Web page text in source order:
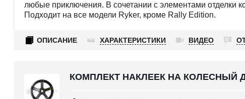
любые приключения. В сочетании с элементами отделки
Подходит на все модели Ryker, кроме Rally Edition.
ОПИСАНИЕ ХАРАКТЕРИСТИКИ ВИДЕО
КОМПЛЕКТ НАКЛЕЕК НА КОЛЕСНЫЙ